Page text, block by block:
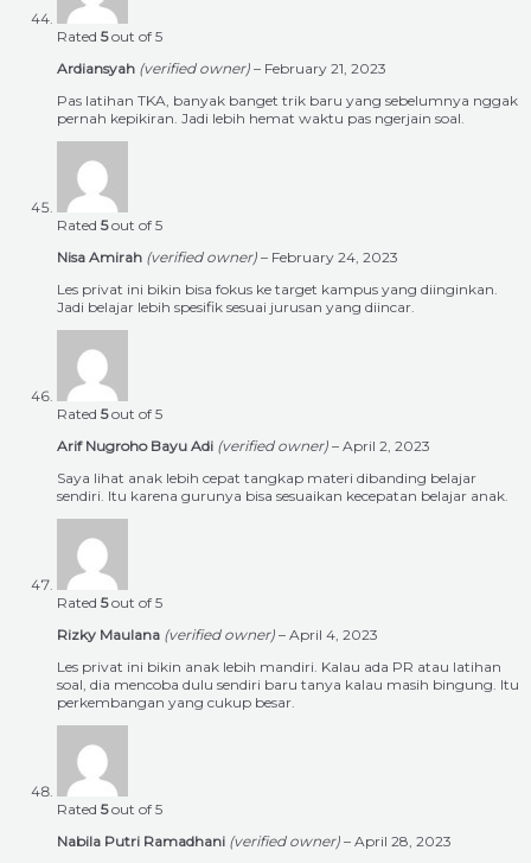
Rated 5out of 5
Ardiansyah (verified owner) – February 21, 2023
Pas latihan TKA, banyak banget trik baru yang sebelumnya nggak
pernah kepikiran. Jadi lebih hemat waktu pas ngerjain soal.
Rated 5out of 5
Nisa Amirah (verified owner) – February 24, 2023
Les privat ini bikin bisa fokus ke target kampus yang diinginkan.
Jadi belajar lebih spesifik sesuai jurusan yang diincar.
Rated 5out of 5
Arif Nugroho Bayu Adi (verified owner) – April 2, 2023
Saya lihat anak lebih cepat tangkap materi dibanding belajar
sendiri. Itu karena gurunya bisa sesuaikan kecepatan belajar anak.
Rated 5out of 5
Rizky Maulana (verified owner) – April 4, 2023
Les privat ini bikin anak lebih mandiri. Kalau ada PR atau latihan
soal, dia mencoba dulu sendiri baru tanya kalau masih bingung. Itu
perkembangan yang cukup besar.
Rated 5out of 5
Nabila Putri Ramadhani (verified owner) – April 28, 2023